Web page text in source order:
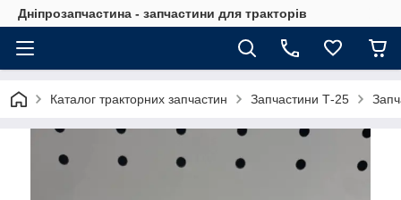
Дніпрозапчастина - запчастини для тракторів
Каталог тракторних запчастин Запчастини Т-25